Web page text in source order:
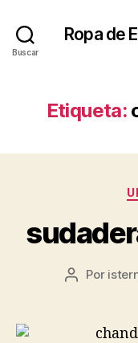
Buscar
Ropa de
Etiqueta:
Autor
entrada
Por